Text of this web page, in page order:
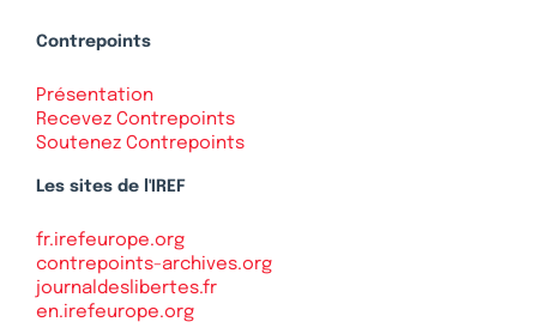
Contrepoints
Présentation
Recevez Contrepoints
Soutenez Contrepoints
Les sites de l'IREF
fr.irefeurope.org
contrepoints-archives.org
journaldeslibertes.fr
en.irefeurope.org